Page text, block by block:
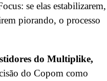
se elas estabilizarem,
piorando, o processo
do Multiplike,
do Copom como